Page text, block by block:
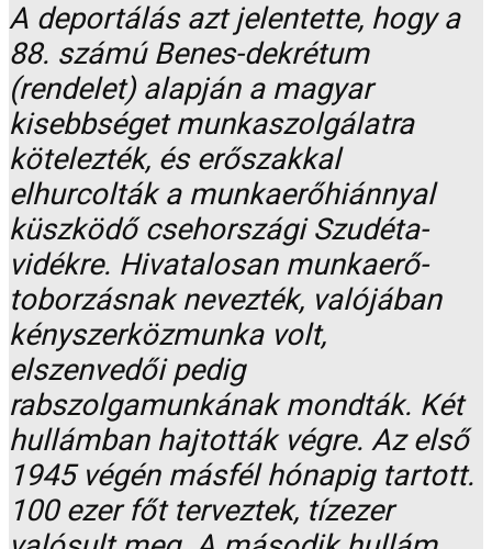
A deportálás azt jelentette, hogy a
88. számú Benes-dekrétum
(rendelet) alapján a magyar
kisebbséget munkaszolgálatra
kötelezték, és erőszakkal
elhurcolták a munkaerőhiánnyal
küszködő csehországi Szudéta-
vidékre. Hivatalosan munkaerő-
toborzásnak nevezték, valójában
kényszerközmunka volt,
elszenvedői pedig
rabszolgamunkának mondták. Két
hullámban hajtották végre. Az első
1945 végén másfél hónapig tartott.
100 ezer főt terveztek, tízezer